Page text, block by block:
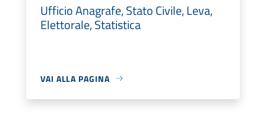
Ufficio Anagrafe, Stato Civile, Leva,
Elettorale, Statistica
VAI ALLA PAGINA